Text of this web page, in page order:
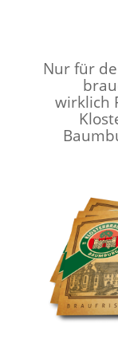
Nur für
wirklich